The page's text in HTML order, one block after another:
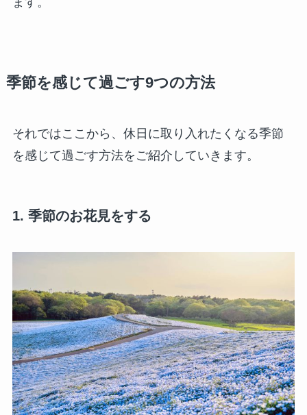
季節を感じて過ごす9つの方法
それではここから、休日に取り入れたくなる季節
を感じて過ごす方法をご紹介していきます。
1. 季節のお花見をする